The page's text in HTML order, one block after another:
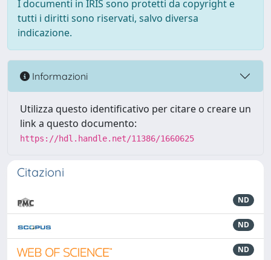
I documenti in IRIS sono protetti da copyright e
tutti i diritti sono riservati, salvo diversa
indicazione.
Informazioni
Utilizza questo identificativo per citare o creare un
link a questo documento:
https://hdl.handle.net/11386/1660625
Citazioni
ND
ND
ND